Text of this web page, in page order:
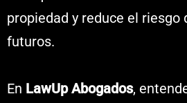
propiedad y reduce el riesgo
futuros.
En LawUp Abogados,